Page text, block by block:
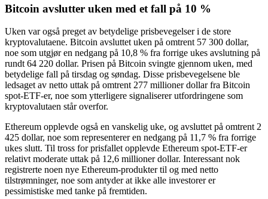
Bitcoin avslutter uken med et fall på 10 %
Uken var også preget av betydelige prisbevegelser i de store
kryptovalutaene. Bitcoin avsluttet uken på omtrent 57 300 dollar,
noe som utgjør en nedgang på 10,8 % fra forrige ukes avslutning på
rundt 64 220 dollar. Prisen på Bitcoin svingte gjennom uken, med
betydelige fall på tirsdag og søndag. Disse prisbevegelsene ble
ledsaget av netto uttak på omtrent 277 millioner dollar fra Bitcoin
spot-ETF-er, noe som ytterligere signaliserer utfordringene som
kryptovalutaen står overfor.
Ethereum opplevde også en vanskelig uke, og avsluttet på omtrent 2
425 dollar, noe som representerer en nedgang på 11,7 % fra forrige
ukes slutt. Til tross for prisfallet opplevde Ethereum spot-ETF-er
relativt moderate uttak på 12,6 millioner dollar. Interessant nok
registrerte noen nye Ethereum-produkter til og med netto
tilstrømninger, noe som antyder at ikke alle investorer er
pessimistiske med tanke på fremtiden.